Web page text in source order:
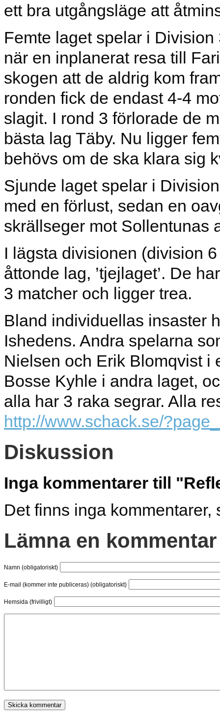
ett bra utgångsläge att
Femte laget spelar i
när en inplanerat resa till
skogen att de aldrig kom
ronden fick de endast 4-4
slagit. I rond 3 förlorade de
bästa lag Täby. Nu ligger
behövs om de ska klara sig
Sjunde laget spelar i
med en förlust, sedan en
skrällseger mot Sollentunas
I lägsta divisionen (division
åttonde lag, ’tjejlaget’. De
3 matcher och ligger trea.
Bland individuellas insaster
Ishedens. Andra spelarna
Nielsen och Erik Blomqvist i
Bosse Kyhle i andra laget,
alla har 3 raka segrar. Alla
http://www.schack.se/
Diskussion
Inga kommentarer till
Det finns inga kommentarer,
Lämna en kommentar
Namn (obligatoriskt)
E-mail (kommer inte publiceras) (obligatoriskt)
Hemsida (frivilligt)